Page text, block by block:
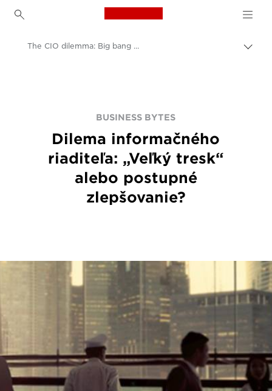
Canon Logo, back to
The CIO dilemma: Big bang change or incremental improvement?
BUSINESS BYTES
Dilema informačného
riaditeľa: „Veľký tresk“
alebo postupné
zlepšovanie?